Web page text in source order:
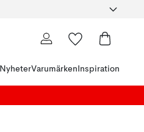
NyheterVarumärken Inspiration